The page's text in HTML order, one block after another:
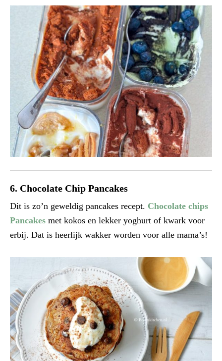
6. Chocolate Chip Pancakes
Dit is zo’n geweldig pancakes recept. Chocolate chips
Pancakes met kokos en lekker yoghurt of kwark voor
erbij. Dat is heerlijk wakker worden voor alle mama’s!